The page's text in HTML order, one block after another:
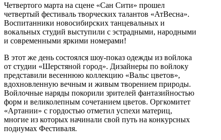
Четвертого марта на сцене «Сан Сити» прошел
четвертый фестиваль творческих талантов «АтВесна».
Воспитанники новосибирских танцевальных и
вокальных студий выступили с эстрадными, народными
и современными яркими номерами!
В этот же день состоялся шоу-показ одежды из войлока
от студии «Шерстяной город». Дизайнеры по войлоку
представили весеннюю коллекцию «Вальс цветов»,
вдохновленную вечным и живым творением природы.
Войлочные наряды покорили зрителей фантазийностью
форм и великолепным сочетанием цветов. Оргкомитет
«Артании» с гордостью отметил успехи материц,
многие из которых начинали свой путь на конкурсных
подиумах Фестиваля.